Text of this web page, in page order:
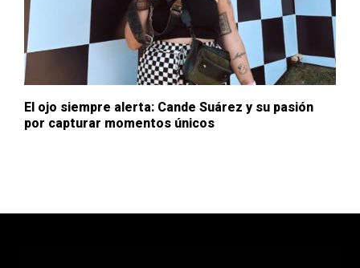
El ojo siempre alerta: Cande Suárez y su pasión
por capturar momentos únicos